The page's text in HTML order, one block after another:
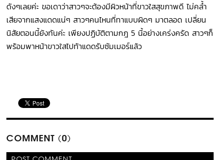
ดังๆเลยค่ะ ขอเดาว่าสาวๆจะต้องมีผิวหน้าที่ขาวใสสุขภาพดี ไม่คล้ำ
เสียจากแสงแดดแน่ๆ สาวๆคนไหนที่ทาแบบผิดๆ มาตลอด เปลี่ยน
นิสัยตอนนี้ยังทันค่ะ เพียงปฏิบัติตามกฎ 5 นี้อย่างเคร่งครัด สาวๆก็
พร้อมพาหน้าขาวใสไปท้าแดดรับซัมเมอร์แล้ว
COMMENT (0)